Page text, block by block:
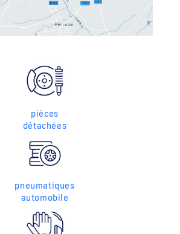
pièces
détachées
pneumatiques
automobile